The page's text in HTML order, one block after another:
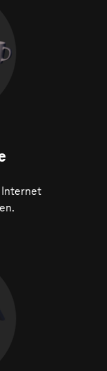
Internet